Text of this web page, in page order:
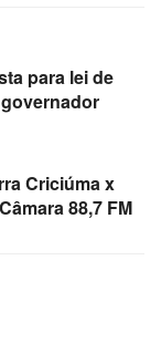
para lei de
Criciúma x
88,7 FM